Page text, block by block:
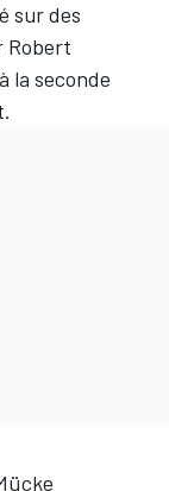
sur des
Robert
la seconde